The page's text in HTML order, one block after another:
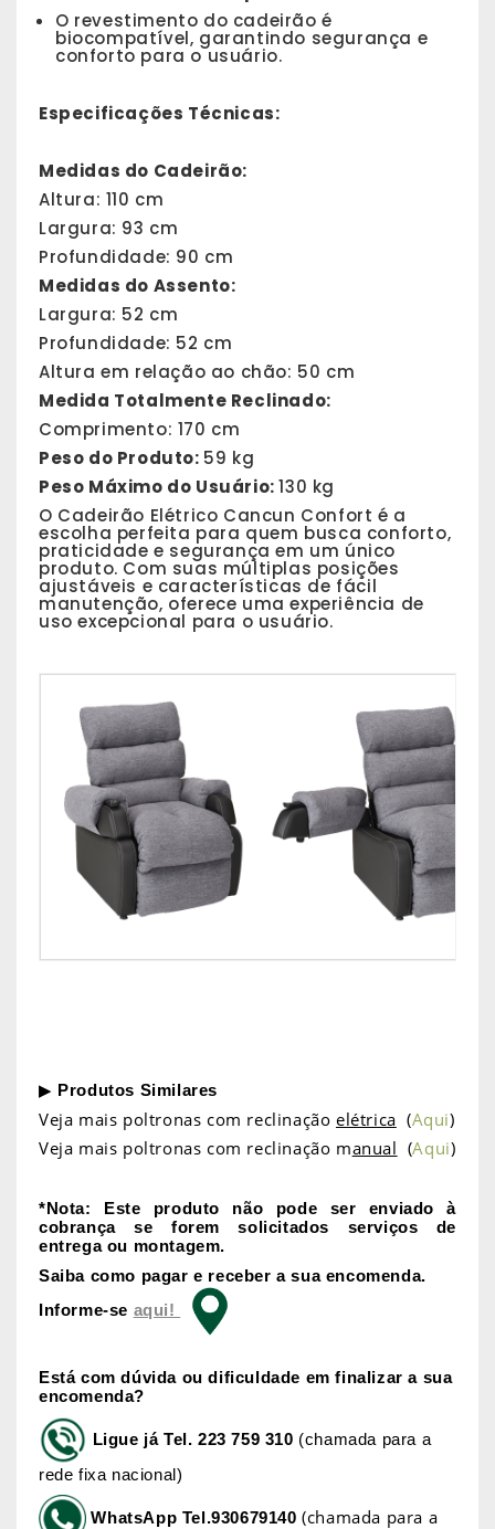
O revestimento do cadeirão é
biocompatível, garantindo segurança e
conforto para o usuário.
Especificações Técnicas:
Medidas do Cadeirão:
Altura: 110 cm
Largura: 93 cm
Profundidade: 90 cm
Medidas do Assento:
Largura: 52 cm
Profundidade: 52 cm
Altura em relação ao chão: 50 cm
Medida Totalmente Reclinado:
Comprimento: 170 cm
Peso do Produto: 59 kg
Peso Máximo do Usuário:130 kg
O Cadeirão Elétrico Cancun Confort é a
escolha perfeita para quem busca conforto,
praticidade e segurança em um único
produto. Com suas múltiplas posições
ajustáveis e características de fácil
manutenção, oferece uma experiência de
uso excepcional para o usuário.
▶ Produtos Similares
Veja mais poltronas com reclinaçãoelétrica (Aqui)
Veja mais poltronas com reclinação manual (Aqui)
*Nota: Este produto não pode ser enviado à
cobrança se forem solicitados serviços de
entrega ou montagem.
Saiba como pagar e receber a sua encomenda.
Informe-se aqui!
Está com dúvida ou dificuldade em finalizar a sua
encomenda?
Ligue já Tel. 223 759 310 (chamada para a
rede fixa nacional)
WhatsApp Tel.930679140 (chamada para a